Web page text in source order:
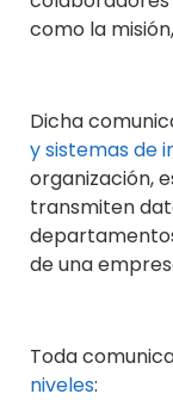
como la
Dicha
y sistemas de
organización,
transmiten
de una
Toda
niveles: